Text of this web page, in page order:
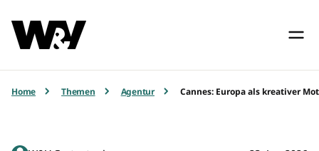
Home Themen Agentur Cannes: Europa als kreativer